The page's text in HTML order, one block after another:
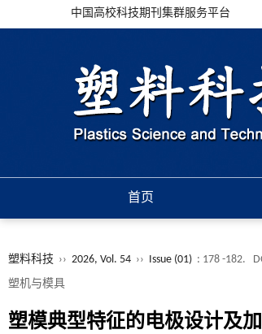
中国高校科技期刊集群服务平台
首页
塑料科技 ›› 2026, Vol. 54 ›› Issue (01) : 178 -182.
塑机与模具
塑模典型特征的电极设计及